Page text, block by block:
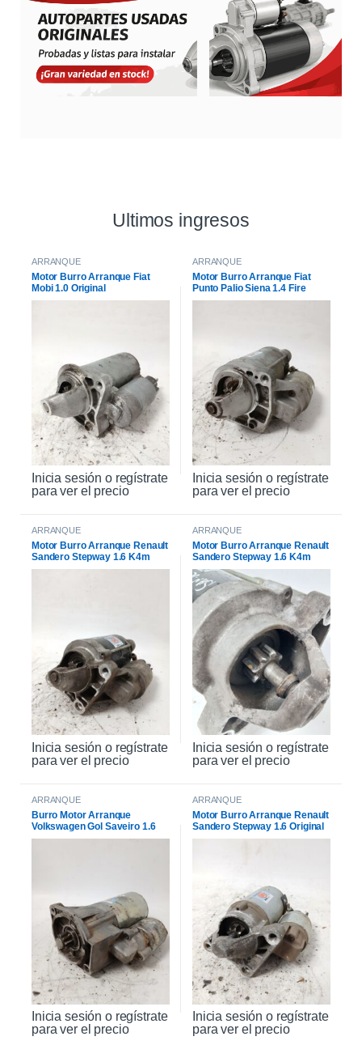
Ultimos ingresos
ARRANQUE
Motor Burro Arranque Fiat
Mobi 1.0 Original
Inicia sesión o regístrate
para ver el precio
ARRANQUE
Motor Burro Arranque Fiat
Punto Palio Siena 1.4 Fire
Original
Inicia sesión o regístrate
para ver el precio
ARRANQUE
Motor Burro Arranque Renault
Sandero Stepway 1.6 K4m
Original
Inicia sesión o regístrate
para ver el precio
ARRANQUE
Motor Burro Arranque Renault
Sandero Stepway 1.6 K4m
Inicia sesión o regístrate
para ver el precio
ARRANQUE
Burro Motor Arranque
Volkswagen Gol Saveiro 1.6
Inicia sesión o regístrate
para ver el precio
ARRANQUE
Motor Burro Arranque Renault
Sandero Stepway 1.6 Original
Inicia sesión o regístrate
para ver el precio